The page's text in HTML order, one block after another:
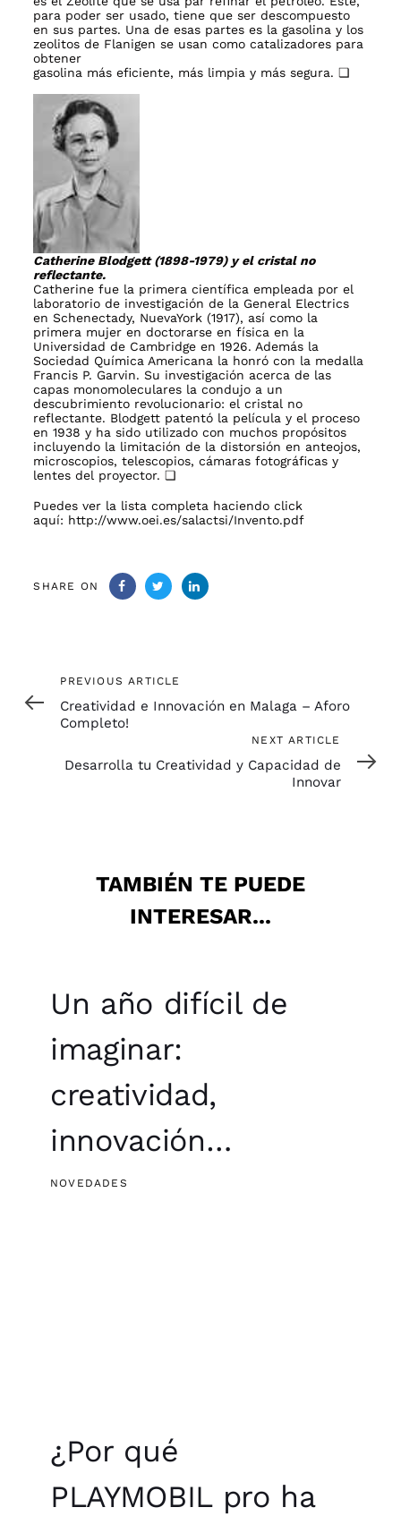
para poder ser usado, tiene que ser descompuesto
en sus partes. Una de esas partes es la gasolina y los
zeolitos de Flanigen se usan como catalizadores para
obtener
gasolina más eficiente, más limpia y más segura. ❏
Catherine Blodgett (1898-1979) y el cristal no
reflectante.
Catherine fue la primera científica empleada por el
laboratorio de investigación de la General Electrics
en Schenectady, NuevaYork (1917), así como la
primera mujer en doctorarse en física en la
Universidad de Cambridge en 1926. Además la
Sociedad Química Americana la honró con la medalla
Francis P. Garvin. Su investigación acerca de las
capas monomoleculares la condujo a un
descubrimiento revolucionario: el cristal no
reflectante. Blodgett patentó la película y el proceso
en 1938 y ha sido utilizado con muchos propósitos
incluyendo la limitación de la distorsión en anteojos,
microscopios, telescopios, cámaras fotográficas y
lentes del proyector. ❏
Puedes ver la lista completa haciendo click
aquí: http://www.oei.es/salactsi/Invento.pdf
SHARE ON
Previous
Article
PREVIOUS ARTICLE
Creatividad e Innovación en Malaga – Aforo
Completo!
NEXT ARTICLE
Desarrolla tu Creatividad y Capacidad de
Innovar
TAMBIÉN TE PUEDE
INTERESAR...
Un año difícil de
imaginar:
creatividad,
innovación…
NOVEDADES
¿Por qué
PLAYMOBIL pro ha